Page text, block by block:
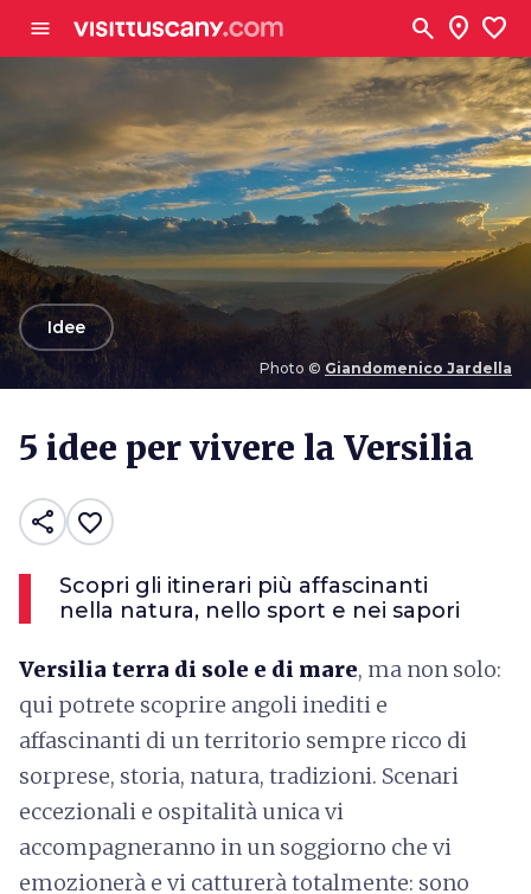
menu search location_on favorite
Photo © Giandomenico Jardella
arrow_backIdee
5 idee per vivere la Versilia
share favorite_border
Scopri gli itinerari più affascinanti
nella natura, nello sport e nei sapori
Versilia terra di sole e di mare, ma non solo:
qui potrete scoprire angoli inediti e
affascinanti di un territorio sempre ricco di
sorprese, storia, natura, tradizioni. Scenari
eccezionali e ospitalità unica vi
accompagneranno in un soggiorno che vi
emozionerà e vi catturerà totalmente: sono